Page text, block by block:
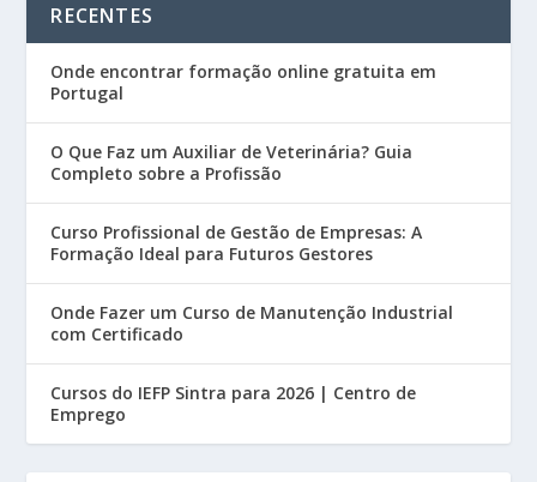
RECENTES
Onde encontrar formação online gratuita em
Portugal
O Que Faz um Auxiliar de Veterinária? Guia
Completo sobre a Profissão
Curso Profissional de Gestão de Empresas: A
Formação Ideal para Futuros Gestores
Onde Fazer um Curso de Manutenção Industrial
com Certificado
Cursos do IEFP Sintra para 2026 | Centro de
Emprego